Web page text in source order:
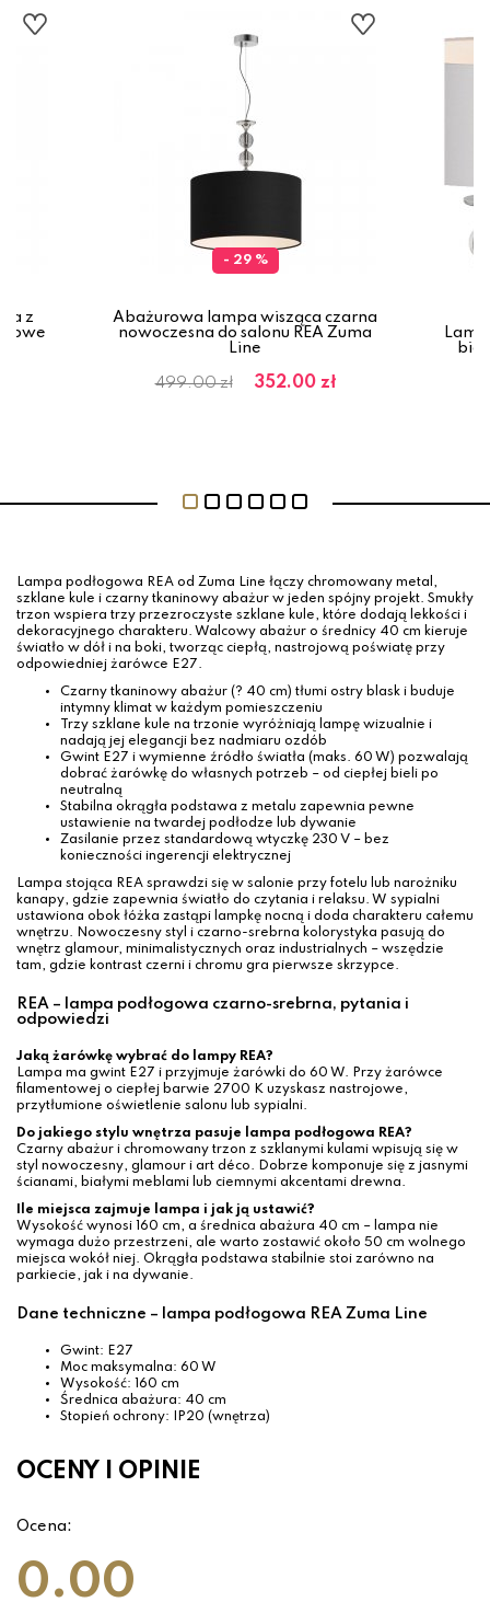
z
- 29 %
Abażurowa lampa wisząca czarna
nowoczesna do salonu REA Zuma
Line
499.00 zł 352.00 zł
Lampa podłogowa REA od Zuma Line łączy chromowany metal,
szklane kule i czarny tkaninowy abażur w jeden spójny projekt. Smukły
trzon wspiera trzy przezroczyste szklane kule, które dodają lekkości i
dekoracyjnego charakteru. Walcowy abażur o średnicy 40 cm kieruje
światło w dół i na boki, tworząc ciepłą, nastrojową poświatę przy
odpowiedniej żarówce E27.
Czarny tkaninowy abażur (? 40 cm) tłumi ostry blask i buduje
intymny klimat w każdym pomieszczeniu
Trzy szklane kule na trzonie wyróżniają lampę wizualnie i
nadają jej elegancji bez nadmiaru ozdób
Gwint E27 i wymienne źródło światła (maks. 60 W) pozwalają
dobrać żarówkę do własnych potrzeb – od ciepłej bieli po
neutralną
Stabilna okrągła podstawa z metalu zapewnia pewne
ustawienie na twardej podłodze lub dywanie
Zasilanie przez standardową wtyczkę 230 V – bez
konieczności ingerencji elektrycznej
Lampa stojąca REA sprawdzi się w salonie przy fotelu lub narożniku
kanapy, gdzie zapewnia światło do czytania i relaksu. W sypialni
ustawiona obok łóżka zastąpi lampkę nocną i doda charakteru całemu
wnętrzu. Nowoczesny styl i czarno-srebrna kolorystyka pasują do
wnętrz glamour, minimalistycznych oraz industrialnych – wszędzie
tam, gdzie kontrast czerni i chromu gra pierwsze skrzypce.
REA – lampa podłogowa czarno-srebrna, pytania i
odpowiedzi
Jaką żarówkę wybrać do lampy REA?
Lampa ma gwint E27 i przyjmuje żarówki do 60 W. Przy żarówce
filamentowej o ciepłej barwie 2700 K uzyskasz nastrojowe,
przytłumione oświetlenie salonu lub sypialni.
Do jakiego stylu wnętrza pasuje lampa podłogowa REA?
Czarny abażur i chromowany trzon z szklanymi kulami wpisują się w
styl nowoczesny, glamour i art déco. Dobrze komponuje się z jasnymi
ścianami, białymi meblami lub ciemnymi akcentami drewna.
Ile miejsca zajmuje lampa i jak ją ustawić?
Wysokość wynosi 160 cm, a średnica abażura 40 cm – lampa nie
wymaga dużo przestrzeni, ale warto zostawić około 50 cm wolnego
miejsca wokół niej. Okrągła podstawa stabilnie stoi zarówno na
parkiecie, jak i na dywanie.
Dane techniczne – lampa podłogowa REA Zuma Line
Gwint: E27
Moc maksymalna: 60 W
Wysokość: 160 cm
Średnica abażura: 40 cm
Stopień ochrony: IP20 (wnętrza)
OCENY I OPINIE
Ocena:
0.00